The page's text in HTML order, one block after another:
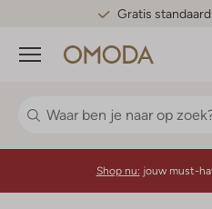
Gratis
Menu
Shop nu: jouw must-